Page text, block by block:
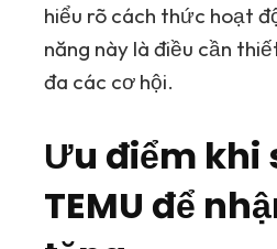
hiểu rõ cách thức hoạt
năng này là điều cần
đa các cơ hội.
Ưu điểm khi
TEMU để